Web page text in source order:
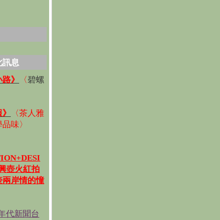
訊息
》 〈碧螺
〈茶人雅
味〉
壺火紅拍
岸情的憧
代新聞台